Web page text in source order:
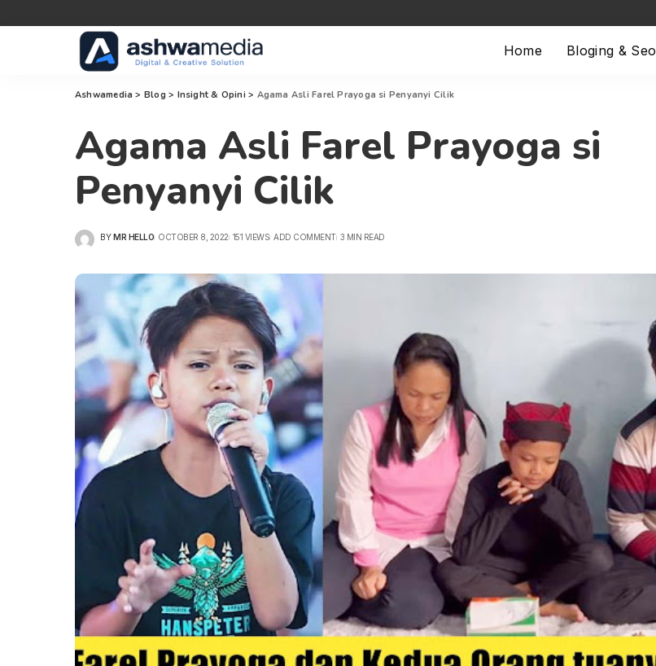
Home Bloging & Seo
Ashwamedia > Blog > Insight & Opini > Agama Asli Farel Prayoga si Penyanyi Cilik
Agama Asli Farel Prayoga si
Penyanyi Cilik
POSTED
BY MR HELLO OCTOBER 8, 2022 151 VIEWS ADD COMMENT 3 MIN READ